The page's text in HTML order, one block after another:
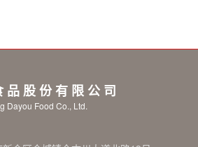
品股份有限公司
Dayou Food Co., Ltd.